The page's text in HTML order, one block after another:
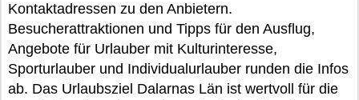
Kontaktadressen zu den Anbietern.
Besucherattraktionen und Tipps für den Ausflug,
Angebote für Urlauber mit Kulturinteresse,
Sporturlauber und Individualurlauber runden die Infos
ab. Das Urlaubsziel Dalarnas Län ist wertvoll für die